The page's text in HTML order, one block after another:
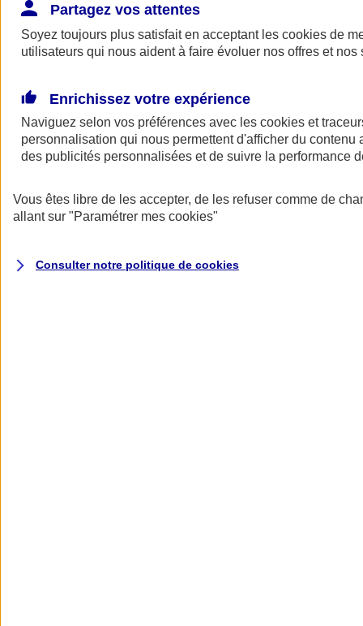
AXA Assurance
Partagez vos attentes
Soyez toujours plus satisfait en acceptant les cookies de
utilisateurs qui nous aident à faire évoluer nos offres et nos
Enrichissez votre expérience
Naviguez selon vos préférences avec les cookies et
personnalisation qui nous permettent d'afficher du contenu
des publicités personnalisées et de suivre la performance
Vous êtes libre de les accepter, de les refuser comme de
allant sur "Paramétrer mes cookies"
Consulter notre politique de cookies